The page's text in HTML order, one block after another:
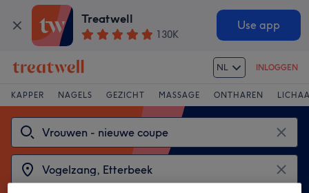
Treatwell
130K
Use app
NL INLOGGEN
KAPPER NAGELS GEZICHT MASSAGE ONTHAREN